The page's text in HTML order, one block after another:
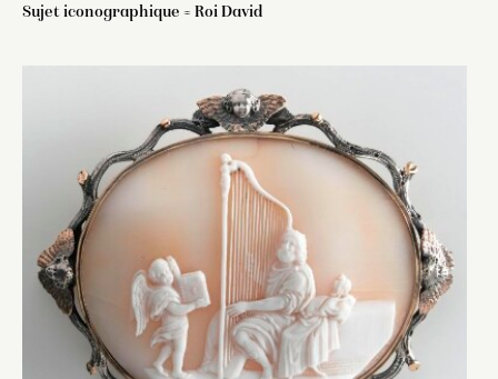
Sujet iconographique = Roi David